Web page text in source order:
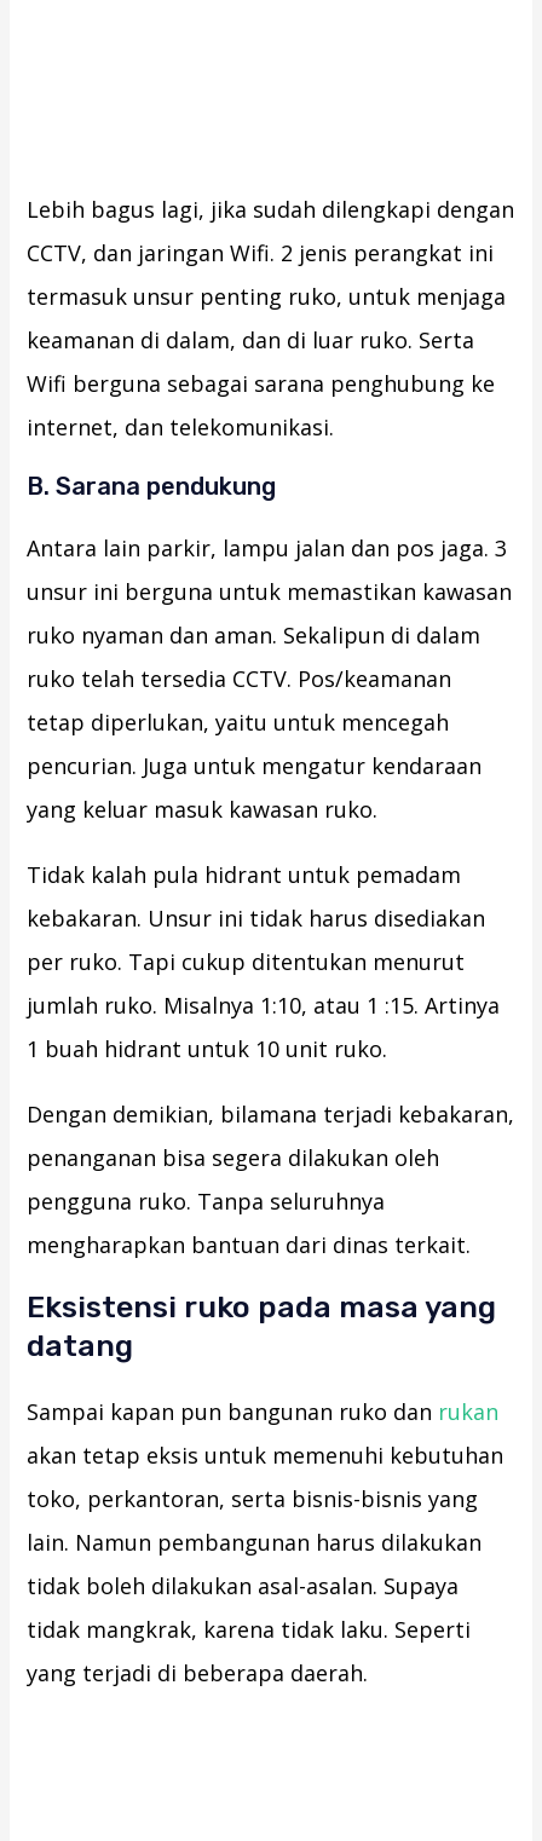
Lebih bagus lagi, jika sudah dilengkapi dengan
CCTV, dan jaringan Wifi. 2 jenis perangkat ini
termasuk unsur penting ruko, untuk menjaga
keamanan di dalam, dan di luar ruko. Serta
Wifi berguna sebagai sarana penghubung ke
internet, dan telekomunikasi.
B. Sarana pendukung
Antara lain parkir, lampu jalan dan pos jaga. 3
unsur ini berguna untuk memastikan kawasan
ruko nyaman dan aman. Sekalipun di dalam
ruko telah tersedia CCTV. Pos/keamanan
tetap diperlukan, yaitu untuk mencegah
pencurian. Juga untuk mengatur kendaraan
yang keluar masuk kawasan ruko.
Tidak kalah pula hidrant untuk pemadam
kebakaran. Unsur ini tidak harus disediakan
per ruko. Tapi cukup ditentukan menurut
jumlah ruko. Misalnya 1:10, atau 1 :15. Artinya
1 buah hidrant untuk 10 unit ruko.
Dengan demikian, bilamana terjadi kebakaran,
penanganan bisa segera dilakukan oleh
pengguna ruko. Tanpa seluruhnya
mengharapkan bantuan dari dinas terkait.
Eksistensi ruko pada masa yang
datang
Sampai kapan pun bangunan ruko dan rukan
akan tetap eksis untuk memenuhi kebutuhan
toko, perkantoran, serta bisnis-bisnis yang
lain. Namun pembangunan harus dilakukan
tidak boleh dilakukan asal-asalan. Supaya
tidak mangkrak, karena tidak laku. Seperti
yang terjadi di beberapa daerah.